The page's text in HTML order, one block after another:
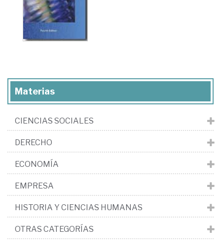
Materias
CIENCIAS SOCIALES
DERECHO
ECONOMÍA
EMPRESA
HISTORIA Y CIENCIAS HUMANAS
OTRAS CATEGORÍAS